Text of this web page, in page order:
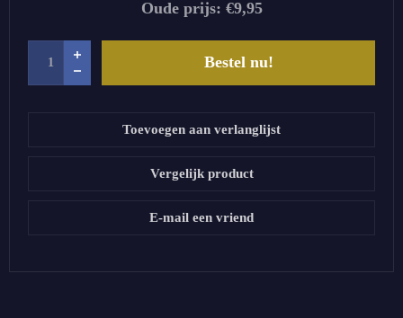
Oude prijs: €9,95
Bestel nu!
Toevoegen aan verlanglijst
Vergelijk product
E-mail een vriend